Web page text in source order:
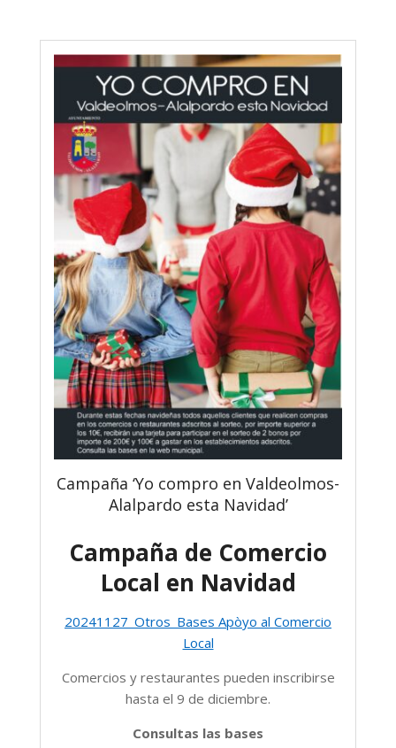
Campaña ‘Yo compro en Valdeolmos-
Alalpardo esta Navidad’
Campaña de Comercio
Local en Navidad
20241127_Otros_Bases Apòyo al Comercio
Local
Comercios y restaurantes pueden inscribirse
hasta el 9 de diciembre.
Consultas las bases